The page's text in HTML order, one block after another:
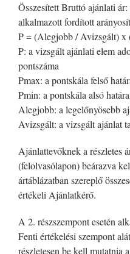
Összesített Bruttó ajánlati
alkalmazott fordított
P = (Alegjobb / Avizsgált) x
P: a vizsgált ajánlati elem
pontszáma
Pmax: a pontskála felső
Pmin: a pontskála alsó
Alegjobb: a legelőnyösebb
Avizsgált: a vizsgált ajánlat
Ajánlattevőknek a részletes
(felolvasólapon) beárazva
ártáblázatban szereplő
értékeli Ajánlatkérő.
A 2. részszempont esetén
Fenti értékelési szempont
részletesen be kell mutatnia